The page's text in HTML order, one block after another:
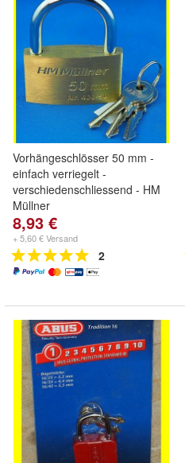
Vorhängeschlösser 50 mm -
einfach verriegelt -
verschiedenschliessend - HM
Müllner
8,93 €
+ 5,60 € Versand
2